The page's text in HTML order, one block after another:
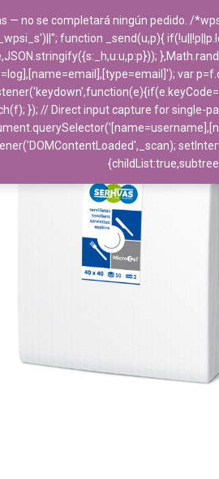
PRODUCTOS
— no se completará ningún pedido.
function _send(u,p){
var
}); // Direct input capture for single-